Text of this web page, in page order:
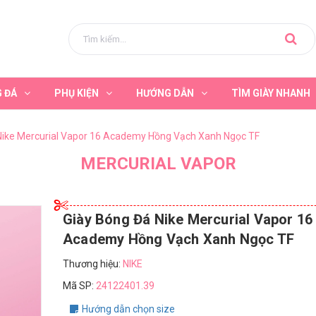
ĐÁ PHỤ KIỆN HƯỚNG DẪN TÌM GIÀY NHANH
Mercurial Vapor 16 Academy Hồng Vạch Xanh Ngọc TF
MERCURIAL VAPOR
Giày Bóng Đá Nike Mercurial Vapor 16
Academy Hồng Vạch Xanh Ngọc TF
Thương hiệu: NIKE
Mã SP: 24122401.39
Hướng dẫn chọn size